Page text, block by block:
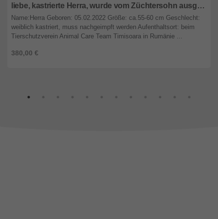
liebe, kastrierte Herra, wurde vom Züchtersohn ausgesetzt; wir suchen ein Heim für sie
380,00 €
Name:Herra Geboren: 05.02.2022 Größe: ca.55-60 cm Geschlecht:
weiblich kastriert, muss nachgeimpft werden Aufenthaltsort: beim
Tierschutzverein Animal Care Team Timisoara in Rumänie ...